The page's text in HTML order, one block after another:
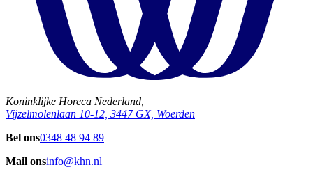
Koninklijke Horeca Nederland,
Vijzelmolenlaan 10-12, 3447 GX, Woerden
Bel ons0348 48 94 89
Mail onsinfo@khn.nl